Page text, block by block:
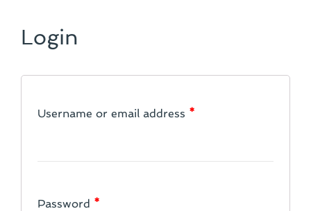
Login
Username or email address *
Password *